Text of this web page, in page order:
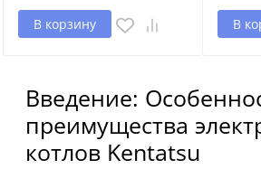
В корзину В
Введение:
преимущества
котлов Kentatsu